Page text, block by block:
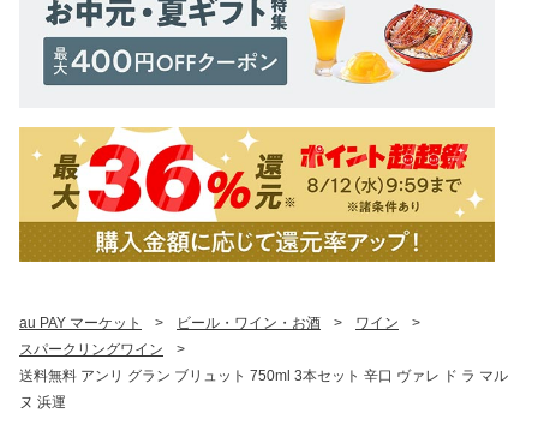
au PAY マーケット > ビール・ワイン・お酒 > ワイン
>
スパークリングワイン
>
送料無料 アンリ グラン ブリュット 750ml 3本セット 辛口 ヴァレ ド ラ マル
ヌ 浜運